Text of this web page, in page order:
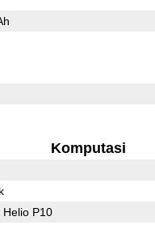
Komputasi
Helio P10